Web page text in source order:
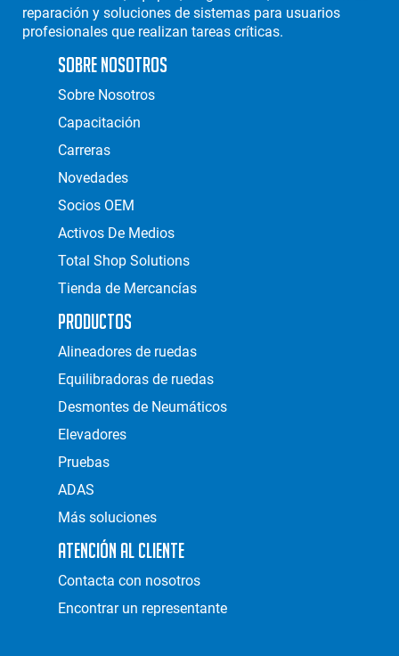
reparación y soluciones de sistemas para usuarios
profesionales que realizan tareas críticas.
Sobre Nosotros
Sobre Nosotros
Capacitación
Carreras
Novedades
Socios OEM
Activos De Medios
Total Shop Solutions
Tienda de Mercancías
Productos
Alineadores de ruedas
Equilibradoras de ruedas
Desmontes de Neumáticos
Elevadores
Pruebas
ADAS
Más soluciones
Atención al Cliente
Contacta con nosotros
Encontrar un representante